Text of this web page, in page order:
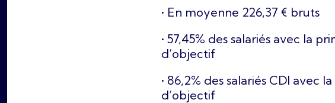
• En moyenne 226,37 € bruts
• 57,45% des salariés avec la
d’objectif
• 86,2% des salariés CDI
d’objectif